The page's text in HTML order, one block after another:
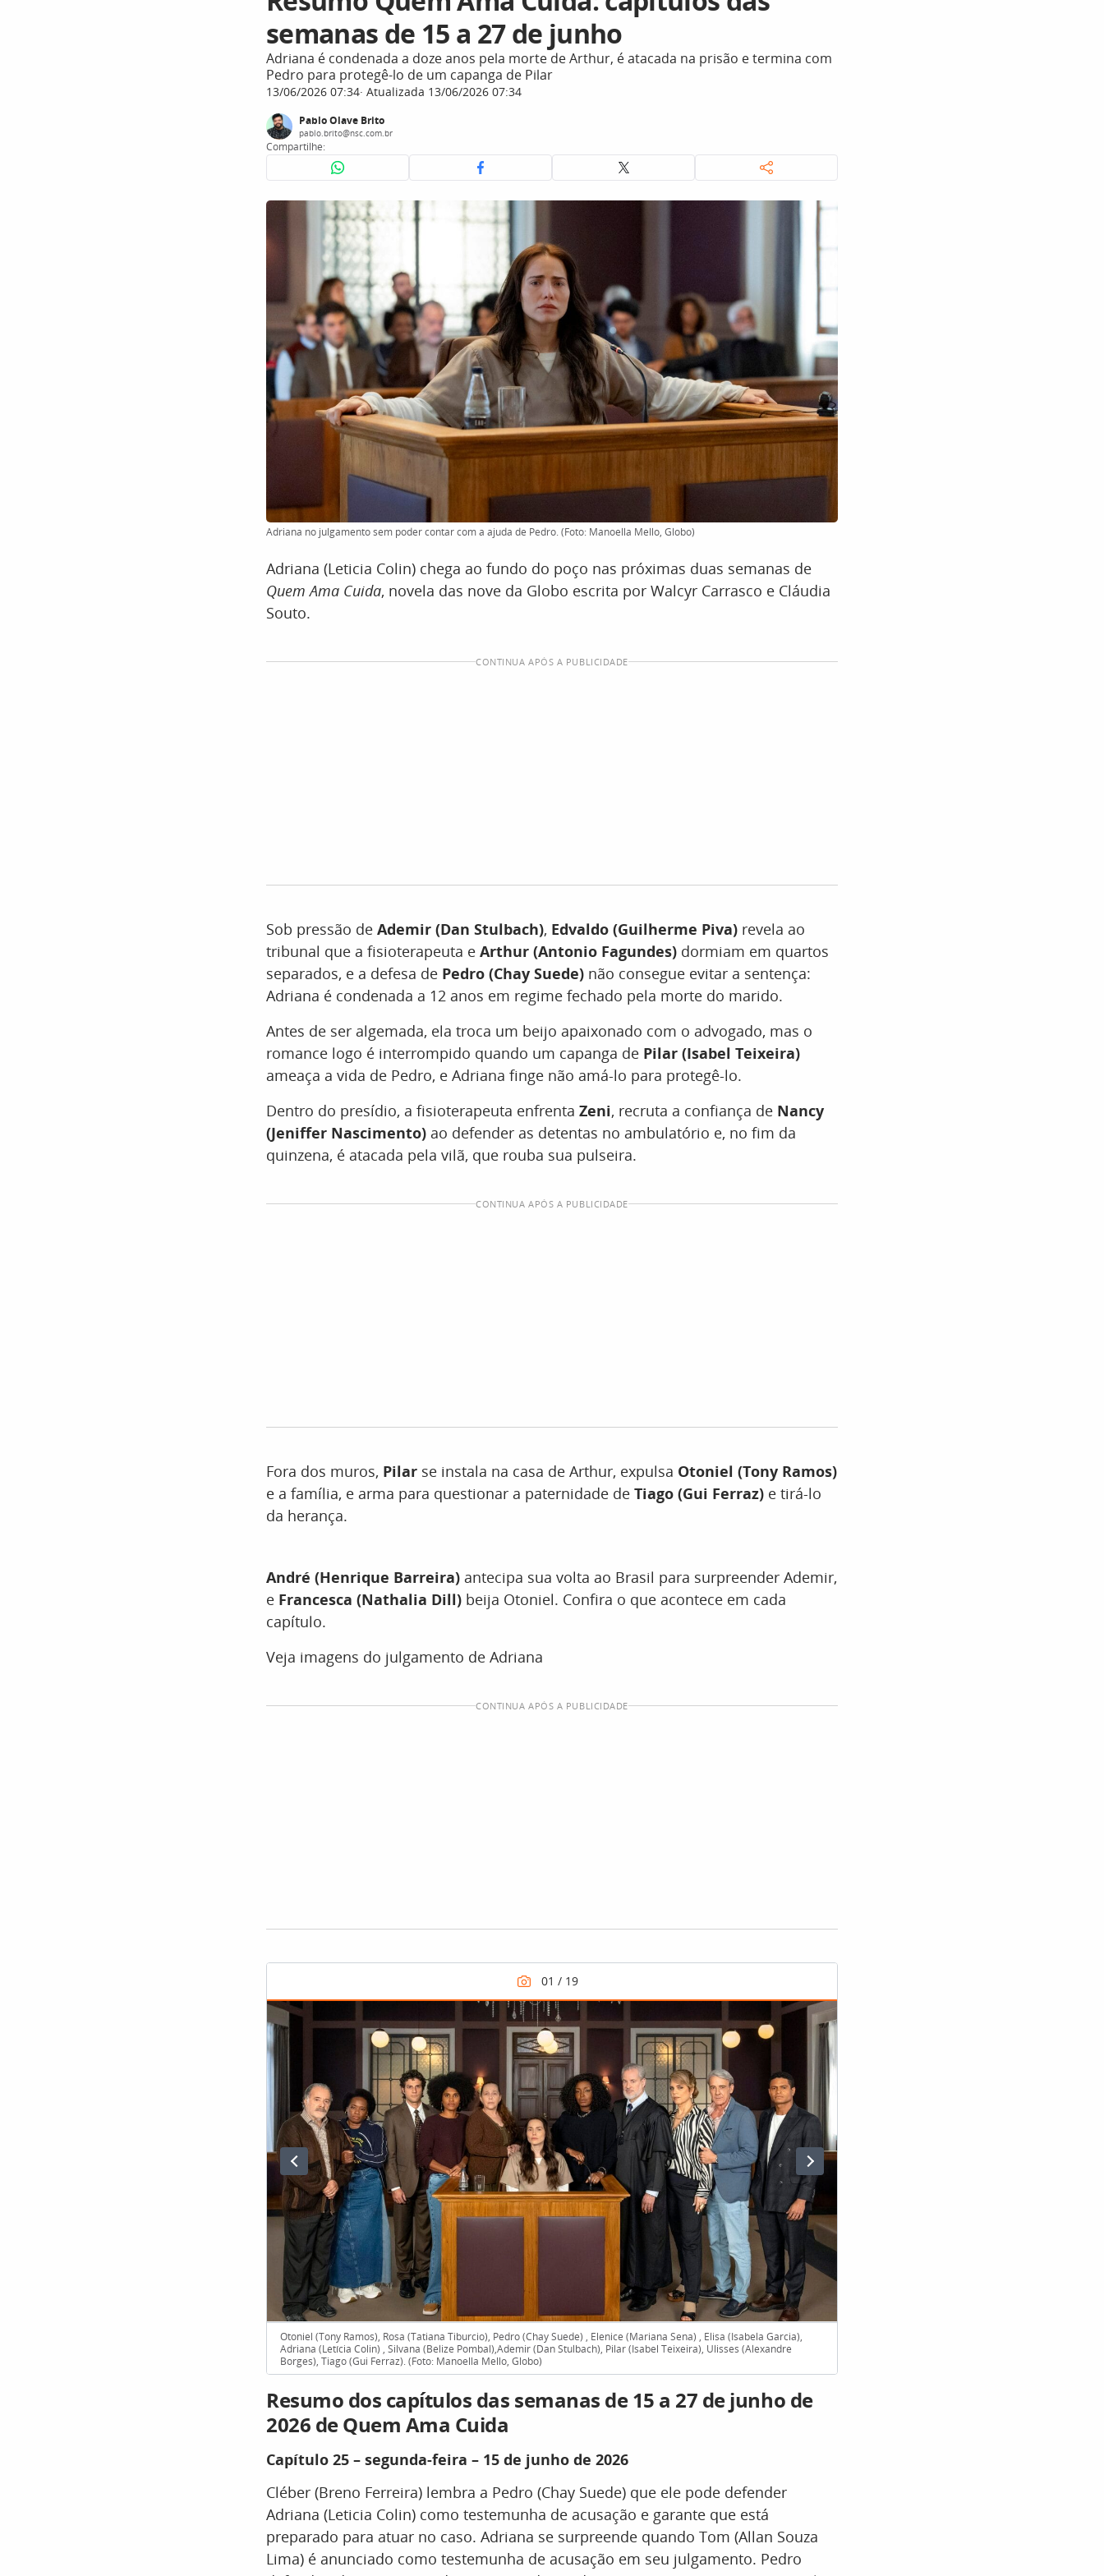
semanas de 15 a 27 de junho
Adriana é condenada a doze anos pela morte de Arthur, é atacada na prisão e termina com
Pedro para protegê-lo de um capanga de Pilar
13/06/2026 07:34 Atualizada 13/06/2026 07:34
Pablo Olave Brito
pablo.brito@nsc.com.br
Compartilhe:
Adriana no julgamento sem poder contar com a ajuda de Pedro. (Foto: Manoella Mello, Globo)
Adriana (Leticia Colin) chega ao fundo do poço nas próximas duas semanas de
Quem Ama Cuida, novela das nove da Globo escrita por Walcyr Carrasco e Cláudia
Souto.
CONTINUA APÓS A PUBLICIDADE
Sob pressão de Ademir (Dan Stulbach), Edvaldo (Guilherme Piva) revela ao
tribunal que a fisioterapeuta e Arthur (Antonio Fagundes) dormiam em quartos
separados, e a defesa de Pedro (Chay Suede) não consegue evitar a sentença:
Adriana é condenada a 12 anos em regime fechado pela morte do marido.
Antes de ser algemada, ela troca um beijo apaixonado com o advogado, mas o
romance logo é interrompido quando um capanga de Pilar (Isabel Teixeira)
ameaça a vida de Pedro, e Adriana finge não amá-lo para protegê-lo.
Dentro do presídio, a fisioterapeuta enfrenta Zeni, recruta a confiança de Nancy
(Jeniffer Nascimento) ao defender as detentas no ambulatório e, no fim da
quinzena, é atacada pela vilã, que rouba sua pulseira.
CONTINUA APÓS A PUBLICIDADE
Fora dos muros, Pilar se instala na casa de Arthur, expulsa Otoniel (Tony Ramos)
e a família, e arma para questionar a paternidade de Tiago (Gui Ferraz) e tirá-lo
da herança.
André (Henrique Barreira) antecipa sua volta ao Brasil para surpreender Ademir,
e Francesca (Nathalia Dill) beija Otoniel. Confira o que acontece em cada
capítulo.
Veja imagens do julgamento de Adriana
CONTINUA APÓS A PUBLICIDADE
Otoniel (Tony Ramos), Rosa (Tatiana Tiburcio), Pedro (Chay Suede) , Elenice (Mariana Sena) , Elisa (Isabela Garcia),
Adriana (Letícia Colin) , Silvana (Belize Pombal),Ademir (Dan Stulbach), Pilar (Isabel Teixeira), Ulisses (Alexandre
Borges), Tiago (Gui Ferraz). (Foto: Manoella Mello, Globo)
Resumo dos capítulos das semanas de 15 a 27 de junho de
2026 de Quem Ama Cuida
Capítulo 25 – segunda-feira – 15 de junho de 2026
Cléber (Breno Ferreira) lembra a Pedro (Chay Suede) que ele pode defender
Adriana (Leticia Colin) como testemunha de acusação e garante que está
preparado para atuar no caso. Adriana se surpreende quando Tom (Allan Souza
Lima) é anunciado como testemunha de acusação em seu julgamento. Pedro